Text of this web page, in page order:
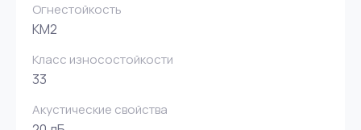
Огнестойкость
КМ2
Класс износостойкости
33
Акустические свойства